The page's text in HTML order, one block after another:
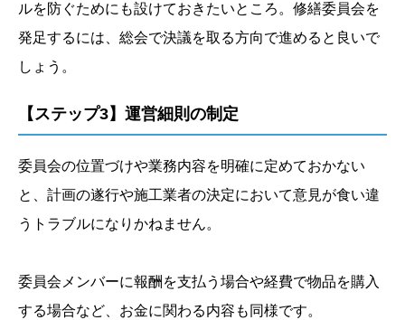
ルを防ぐためにも設けておきたいところ。修繕委員会を
発足するには、総会で決議を取る方向で進めると良いで
しょう。
【ステップ3】運営細則の制定
委員会の位置づけや業務内容を明確に定めておかない
と、計画の遂行や施工業者の決定において意見が食い違
うトラブルになりかねません。
委員会メンバーに報酬を支払う場合や経費で物品を購入
する場合など、お金に関わる内容も同様です。